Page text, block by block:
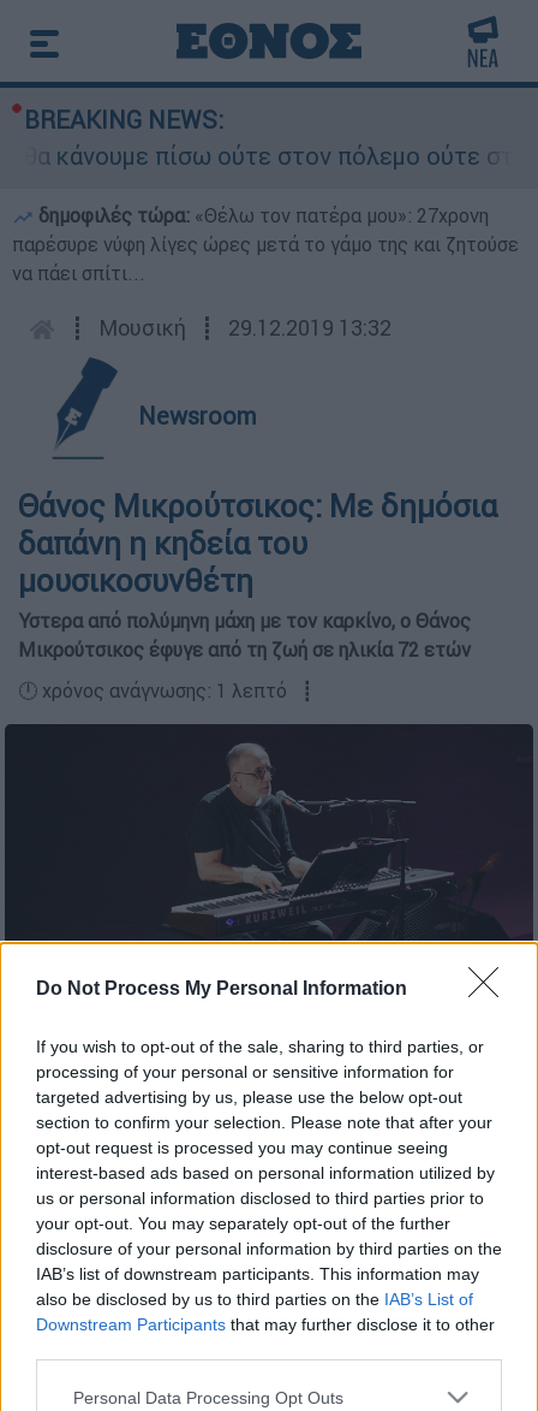
Do Not Process My Personal Information
If you wish to opt-out of the sale, sharing to third parties, or
processing of your personal or sensitive information for
targeted advertising by us, please use the below opt-out
section to confirm your selection. Please note that after your
opt-out request is processed you may continue seeing
interest-based ads based on personal information utilized by
us or personal information disclosed to third parties prior to
your opt-out. You may separately opt-out of the further
disclosure of your personal information by third parties on the
IAB’s list of downstream participants. This information may
also be disclosed by us to third parties on the IAB’s List of
Downstream Participants that may further disclose it to other
Please note that this website/app uses one or more Google
Personal Data Processing Opt Outs
BREAKING NEWS:
κάνουμε πίσω ούτε στον πόλεμο ούτε στις
δημοφιλές τώρα: «Θέλω τον πατέρα μου»: 27χρονη
παρέσυρε νύφη λίγες ώρες μετά το γάμο της και ζητούσε
να πάει σπίτι...
┋ Μουσική ┋ 29.12.2019 13:32
Newsroom
Θάνος Μικρούτσικος: Με δημόσια
δαπάνη η κηδεία του
μουσικοσυνθέτη
Υστερα από πολύμηνη μάχη με τον καρκίνο, ο Θάνος
Μικρούτσικος έφυγε από τη ζωή σε ηλικία 72 ετών
🕛 χρόνος ανάγνωσης: 1 λεπτό ┋
Προσθέστε το ΕΘΝΟΣ στη Google
Με Κοινή Υπουργική Απόφαση των
υπουργών Εσωτερικών κ. Παναγιώτη
Θεοδωρικάκου και Οικονομικών κ. Χρήστου
Σταϊκούρα, η κηδεία τουΘάνου
Μικρούτσικουθα τελεσθεί με δημόσια
δαπάνη. Όπως ανακοίνωσε η οικογένεια,η
πολιτική κηδεία του σπουδαίου
μουσικοσυνθέτη θα πραγματοποιηθεί τη
Δευτέρα 30 Δεκεμβρίου και ώρα 14:30 στο
Πρώτο Νεκροταφείο Αθηνών